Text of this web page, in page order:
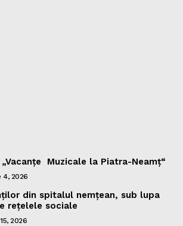
Muzicale la Piatra-Neamţ“
4, 2026
din spitalul nemţean, sub lupa
reţelele sociale
2026